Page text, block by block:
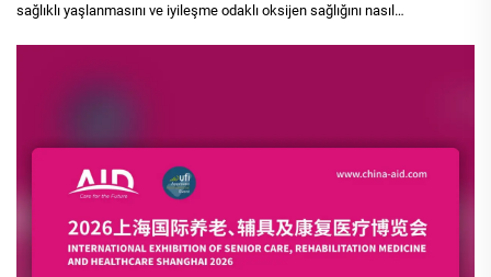
sağlıklı yaşlanmasını ve iyileşme odaklı oksijen sağlığını nasıl